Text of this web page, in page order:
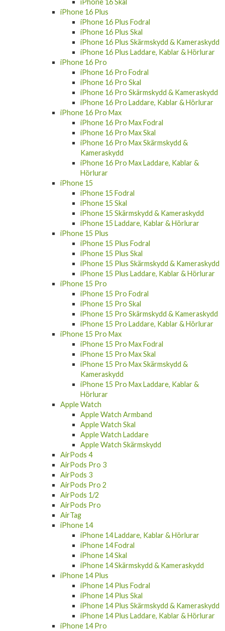
iPhone 16 Skal
iPhone 16 Plus
iPhone 16 Plus Fodral
iPhone 16 Plus Skal
iPhone 16 Plus Skärmskydd & Kameraskydd
iPhone 16 Plus Laddare, Kablar & Hörlurar
iPhone 16 Pro
iPhone 16 Pro Fodral
iPhone 16 Pro Skal
iPhone 16 Pro Skärmskydd & Kameraskydd
iPhone 16 Pro Laddare, Kablar & Hörlurar
iPhone 16 Pro Max
iPhone 16 Pro Max Fodral
iPhone 16 Pro Max Skal
iPhone 16 Pro Max Skärmskydd &
Kameraskydd
iPhone 16 Pro Max Laddare, Kablar &
Hörlurar
iPhone 15
iPhone 15 Fodral
iPhone 15 Skal
iPhone 15 Skärmskydd & Kameraskydd
iPhone 15 Laddare, Kablar & Hörlurar
iPhone 15 Plus
iPhone 15 Plus Fodral
iPhone 15 Plus Skal
iPhone 15 Plus Skärmskydd & Kameraskydd
iPhone 15 Plus Laddare, Kablar & Hörlurar
iPhone 15 Pro
iPhone 15 Pro Fodral
iPhone 15 Pro Skal
iPhone 15 Pro Skärmskydd & Kameraskydd
iPhone 15 Pro Laddare, Kablar & Hörlurar
iPhone 15 Pro Max
iPhone 15 Pro Max Fodral
iPhone 15 Pro Max Skal
iPhone 15 Pro Max Skärmskydd &
Kameraskydd
iPhone 15 Pro Max Laddare, Kablar &
Hörlurar
Apple Watch
Apple Watch Armband
Apple Watch Skal
Apple Watch Laddare
Apple Watch Skärmskydd
AirPods 4
AirPods Pro 3
AirPods 3
AirPods Pro 2
AirPods 1/2
AirPods Pro
AirTag
iPhone 14
iPhone 14 Laddare, Kablar & Hörlurar
iPhone 14 Fodral
iPhone 14 Skal
iPhone 14 Skärmskydd & Kameraskydd
iPhone 14 Plus
iPhone 14 Plus Fodral
iPhone 14 Plus Skal
iPhone 14 Plus Skärmskydd & Kameraskydd
iPhone 14 Plus Laddare, Kablar & Hörlurar
iPhone 14 Pro